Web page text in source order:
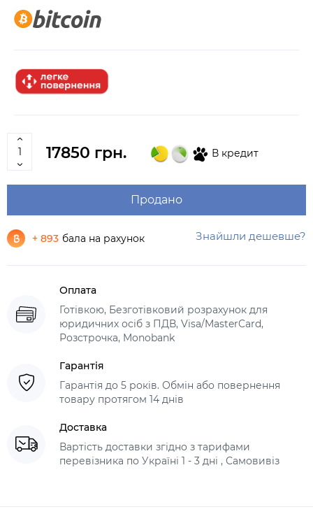
17850 грн. В кредит
Продано
+ 893 бала на рахунок Знайшли дешевше?
Оплата
Готівкою, Безготівковий розрахунок для
юридичних осіб з ПДВ, Visa/MasterCard,
Розстрочка, Monobank
Гарантія
Гарантія до 5 років. Обмін або повернення
товару протягом 14 днів
Доставка
Вартість доставки згідно з тарифами
перевізника по Україні 1 - 3 дні , Самовивіз